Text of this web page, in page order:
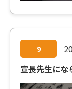
9
宣長先生にな